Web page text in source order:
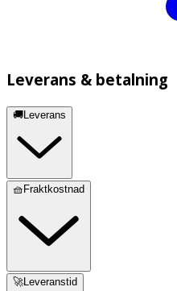
Leverans & betalning
🚚Leverans
🧺Fraktkostnad
🚀Leveranstid